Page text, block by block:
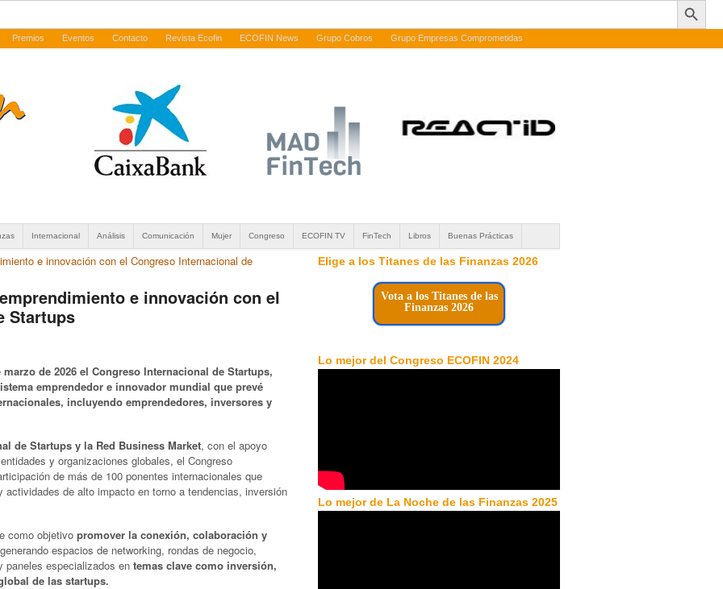
Premios Eventos Contacto Revista Ecofin ECOFIN News Grupo Cobros Grupo Empresas Comprometidas
Internacional Análisis Comunicación Mujer Congreso ECOFIN TV FinTech Libros Buenas Prácticas
e innovación con el Congreso Internacional de
e innovación con el
Startups
de 2026 el Congreso Internacional de Startups,
emprendedor e innovador mundial que prevé
incluyendo emprendedores, inversores y
de Startups y la Red Business Market, con el apoyo
y organizaciones globales, el Congreso
de más de 100 ponentes internacionales que
de alto impacto en torno a tendencias, inversión
como objetivo promover la conexión, colaboración y
espacios de networking, rondas de negocio,
paneles especializados en temas clave como inversión,
de las startups.
Elige a los Titanes de las Finanzas 2026
Vota a los Titanes de las
Finanzas 2026
Lo mejor del Congreso ECOFIN 2024
Lo mejor de La Noche de las Finanzas 2025